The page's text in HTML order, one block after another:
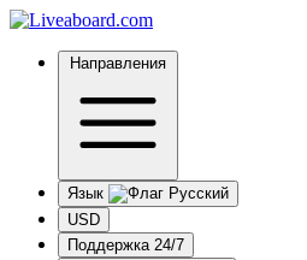
Направления
Язык
USD
Поддержка 24/7